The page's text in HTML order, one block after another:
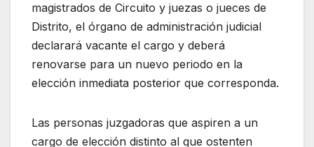
magistrados de Circuito y juezas o jueces de
Distrito, el órgano de administración judicial
declarará vacante el cargo y deberá
renovarse para un nuevo periodo en la
elección inmediata posterior que corresponda.
Las personas juzgadoras que aspiren a un
cargo de elección distinto al que ostenten